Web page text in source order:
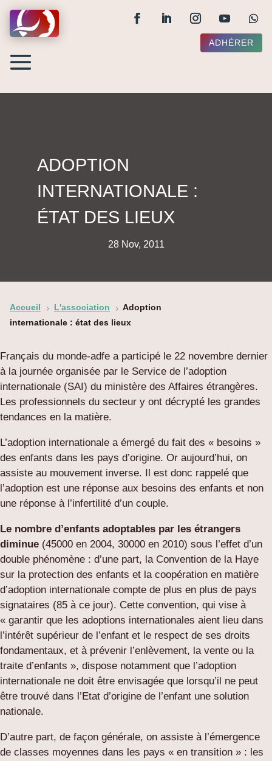
ADHÉRER
ADOPTION
INTERNATIONALE :
ÉTAT DES LIEUX
28 Nov, 2011
Accueil 5 L'association 5 Adoption
internationale : état des lieux
Français du monde-adfe a participé le 22 novembre dernier
à la journée organisée par le Service de l’adoption
internationale (SAI) du ministère des Affaires étrangères.
Les professionnels du secteur y ont décrypté les grandes
tendances en la matière.
L’adoption internationale a émergé du fait des « besoins »
des enfants dans les pays d’origine. Or aujourd’hui, on
assiste au mouvement inverse. Il est donc rappelé que
l’adoption est une réponse aux besoins des enfants et non
une réponse à l’infertilité d’un couple.
Le nombre d’enfants adoptables par les étrangers
diminue (45000 en 2004, 30000 en 2010) sous l’effet d’un
double phénomène : d’une part, la Convention de la Haye
sur la protection des enfants et la coopération en matière
d’adoption internationale compte de plus en plus de pays
signataires (85 à ce jour). Cette convention, qui vise à
« garantir que les adoptions internationales aient lieu dans
l’intérêt supérieur de l’enfant et le respect de ses droits
fondamentaux, et à prévenir l’enlèvement, la vente ou la
traite d’enfants », dispose notamment que l’adoption
internationale ne doit être envisagée que lorsqu’il ne peut
être trouvé dans l’Etat d’origine de l’enfant une solution
nationale.
D’autre part, de façon générale, on assiste à l’émergence
de classes moyennes dans les pays « en transition » : les